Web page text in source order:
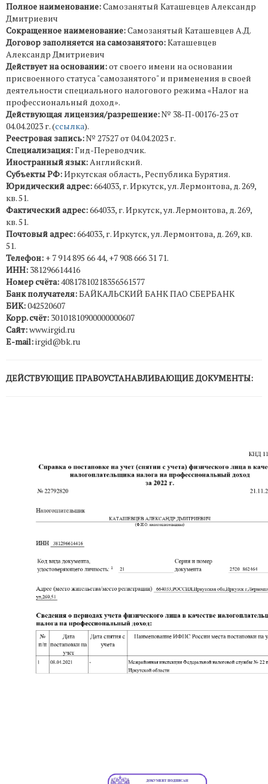
Полное наименование:Самозанятый Каташевцев Александр
Дмитриевич
Сокращенное наименование:Самозанятый Каташевцев А.Д.
Договор заполняется на самозанятого:Каташевцев
Александр Дмитриевич
Действует на основании:от своего имени на основании
присвоенного статуса "самозанятого" и применения в своей
деятельности специального налогового режима «Налог на
профессиональный доход».
Действующая лицензия/разрешение:№ 38-П-00176-23 от
04.04.2023 г. (ссылка).
Реестровая запись:№ 27527 от 04.04.2023 г.
Специализация:Гид-Переводчик.
Иностранный язык:Английский.
Субъекты РФ:Иркутская область, Республика Бурятия.
Юридический адрес:664033, г. Иркутск, ул. Лермонтова, д. 269,
кв. 51.
Фактический адрес:664033, г. Иркутск, ул. Лермонтова, д. 269,
кв. 51.
Почтовый адрес:664033, г. Иркутск, ул. Лермонтова, д. 269, кв.
51.
Телефон: + 7 914 895 66 44, +7 908 666 31 71.
ИНН: 381296614416
Номер счёта:40817810218356561577
Банк получателя:БАЙКАЛЬСКИЙ БАНК ПАО СБЕРБАНК
БИК:042520607
Корр. счёт: 30101810900000000607
Сайт:www.irgid.ru
E-mail:irgid@bk.ru
ДЕЙСТВУЮЩИЕ ПРАВОУСТАНАВЛИВАЮЩИЕ ДОКУМЕНТЫ: